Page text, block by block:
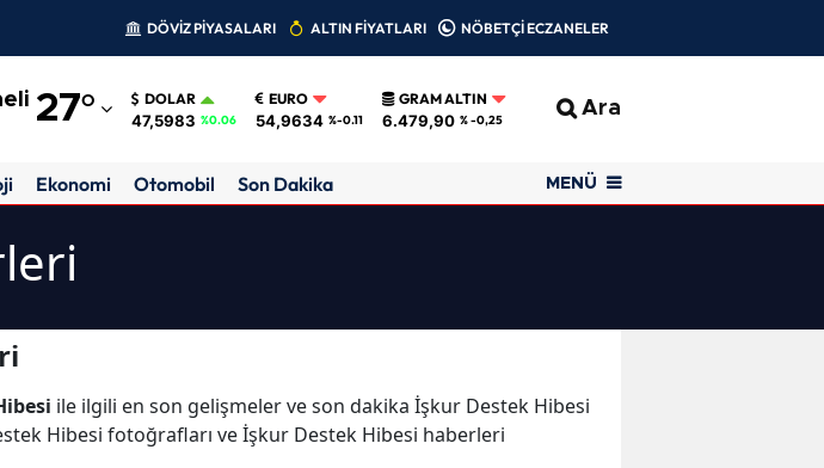
DÖVİZ PİYASALARI ALTIN FİYATLARI NÖBETÇİ ECZANELER
27° DOLAR
47,5983 %0.06
EURO
54,9634 %-0.11
GRAM ALTIN
6.479,90 % -0,25 Ara
Ekonomi Otomobil Son Dakika MENÜ
ile ilgili en son gelişmeler ve son dakika İşkur Destek Hibesi
Hibesi fotoğrafları ve İşkur Destek Hibesi haberleri